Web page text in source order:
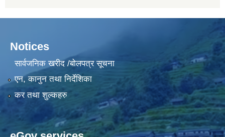
Notices
सार्वजनिक खरीद /बोलपत्र सूचना
एन, कानुन तथा निर्देशिका
कर तथा शुल्कहरु